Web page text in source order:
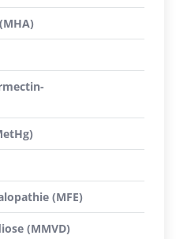
(MFE)
(MMVD)